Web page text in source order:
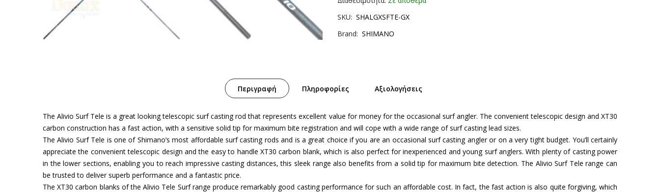
SKU
SHALGXSFTE-GX
Brand
SHIMANO
Περιγραφή Πληροφορίες Αξιολογήσεις
The Alivio Surf Tele is a great looking telescopic surf casting rod that represents excellent value for money for the occasional surf angler. The convenient telescopic design and XT30
carbon construction has a fast action, with a sensitive solid tip for maximum bite registration and will cope with a wide range of surf casting lead sizes.
The Alivio Surf Tele is one of Shimano’s most affordable surf casting rods and is a great choice if you are an occasional surf casting angler or on a very tight budget. You’ll certainly
appreciate the convenient telescopic design and the easy to handle XT30 carbon blank, which is also perfect for inexperienced and young surf anglers. With plenty of casting power
in the lower sections, enabling you to reach impressive casting distances, this sleek range also benefits from a solid tip for maximum bite detection. The Alivio Surf Tele range can
be trusted to deliver superb performance and a fantastic price.
The XT30 carbon blanks of the Alivio Tele Surf range produce remarkably good casting performance for such an affordable cost. In fact, the fast action is also quite forgiving, which